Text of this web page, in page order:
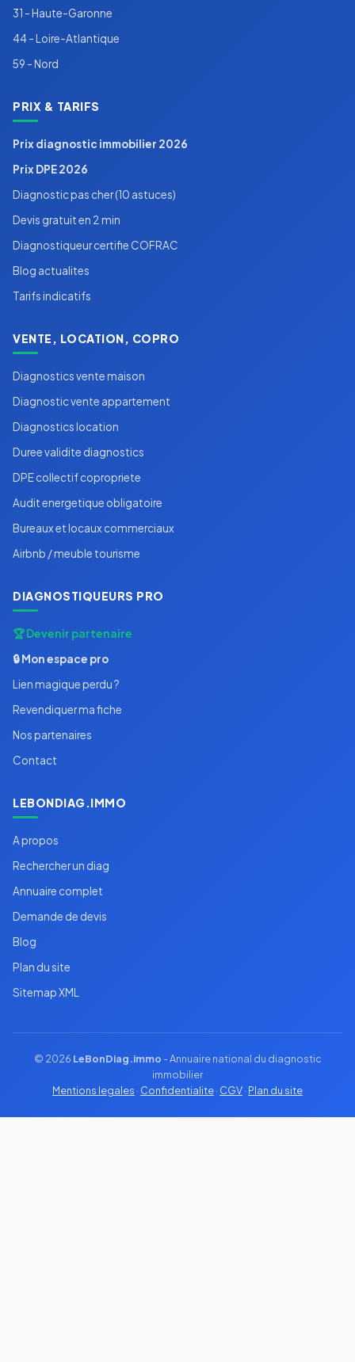
31 - Haute-Garonne
44 - Loire-Atlantique
59 - Nord
PRIX & TARIFS
Prix diagnostic immobilier 2026
Prix DPE 2026
Diagnostic pas cher (10 astuces)
Devis gratuit en 2 min
Diagnostiqueur certifie COFRAC
Blog actualites
Tarifs indicatifs
VENTE, LOCATION, COPRO
Diagnostics vente maison
Diagnostic vente appartement
Diagnostics location
Duree validite diagnostics
DPE collectif copropriete
Audit energetique obligatoire
Bureaux et locaux commerciaux
Airbnb / meuble tourisme
DIAGNOSTIQUEURS PRO
🏆 Devenir partenaire
🔒 Mon espace pro
Lien magique perdu ?
Revendiquer ma fiche
Nos partenaires
Contact
LEBONDIAG.IMMO
A propos
Rechercher un diag
Annuaire complet
Demande de devis
Blog
Plan du site
Sitemap XML
© 2026 LeBonDiag.immo - Annuaire national du diagnostic
immobilier
Mentions legales · Confidentialite· CGV· Plan du site